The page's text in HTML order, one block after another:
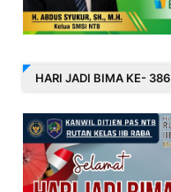
HARI JADI BIMA KE- 386